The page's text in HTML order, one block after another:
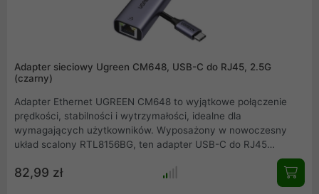
Adapter sieciowy Ugreen CM648, USB-C do RJ45, 2.5G
(czarny)
Adapter Ethernet UGREEN CM648 to wyjątkowe połączenie
prędkości, stabilności i wytrzymałości, idealne dla
wymagających użytkowników. Wyposażony w nowoczesny
układ scalony RTL8156BG, ten adapter USB-C do RJ45
gwarantuje prędkość przesyłu danych do 2.5GB/s, zapewniając
płynność w rozgrywce i niezawodność w codziennym
82,99 zł